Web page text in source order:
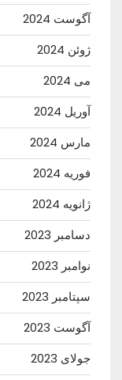
آگوست 2024
ژوئن 2024
می 2024
آوریل 2024
مارس 2024
فوریه 2024
ژانویه 2024
دسامبر 2023
نوامبر 2023
سپتامبر 2023
آگوست 2023
جولای 2023